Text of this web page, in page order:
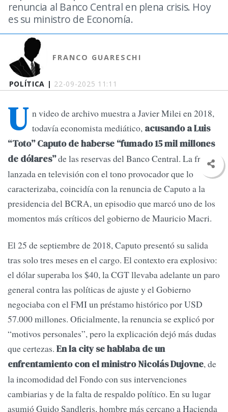
POLÍTICA | 22-09-2025 11:11
renuncia al Banco Central en plena crisis. Hoy
es su ministro de Economía.
FRANCO GUARESCHI
U n video de archivo muestra a Javier Milei en 2018,
todavía economista mediático, acusando a Luis
“Toto” Caputo de haberse “fumado 15 mil millones
de dólares”de las reservas del Banco Central. La frase,
lanzada en televisión con el tono provocador que lo
caracterizaba, coincidía con la renuncia de Caputo a la
presidencia del BCRA, un episodio que marcó uno de los
momentos más críticos del gobierno de Mauricio Macri.
El 25 de septiembre de 2018, Caputo presentó su salida
tras solo tres meses en el cargo. El contexto era explosivo:
el dólar superaba los $40, la CGT llevaba adelante un paro
general contra las políticas de ajuste y el Gobierno
negociaba con el FMI un préstamo histórico por USD
57.000 millones. Oficialmente, la renuncia se explicó por
“motivos personales”, pero la explicación dejó más dudas
que certezas. En la city se hablaba de un
enfrentamiento con el ministro Nicolás Dujovne, de
la incomodidad del Fondo con sus intervenciones
cambiarias y de la falta de respaldo político. En su lugar
asumió Guido Sandleris, hombre más cercano a Hacienda